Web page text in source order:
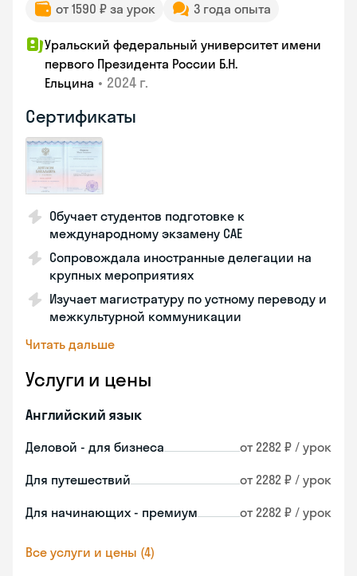
от 1590 ₽ за урок 3 года опыта
Уральский федеральный университет имени
первого Президента России Б.Н.
Ельцина • 2024 г.
Сертификаты
Обучает студентов подготовке к
международному экзамену CAE
Сопровождала иностранные делегации на
крупных мероприятиях
Изучает магистратуру по устному переводу и
межкультурной коммуникации
Читать дальше
Услуги и цены
Английский язык
Деловой - для бизнеса от 2282 ₽ / урок
Для путешествий от 2282 ₽ / урок
Для начинающих - премиум от 2282 ₽ / урок
Все услуги и цены (4)